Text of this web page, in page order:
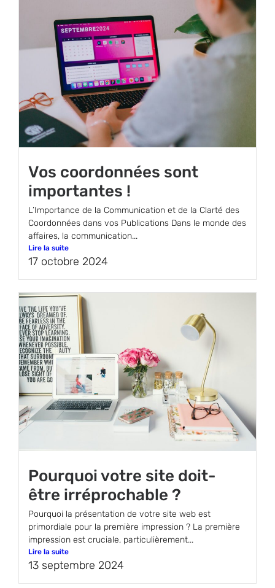
Vos coordonnées sont
importantes !
L’Importance de la Communication et de la Clarté des
Coordonnées dans vos Publications Dans le monde des
affaires, la communication...
Lire la suite
17 octobre 2024
Pourquoi votre site doit-
être irréprochable ?
Pourquoi la présentation de votre site web est
primordiale pour la première impression ? La première
impression est cruciale, particulièrement...
Lire la suite
13 septembre 2024